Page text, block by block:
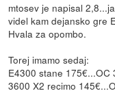
mtosev je napisal
videl kam dejansko gre
Hvala za opombo.
Torej imamo sedaj:
E4300 stane 175€...OC
3600 X2 recimo